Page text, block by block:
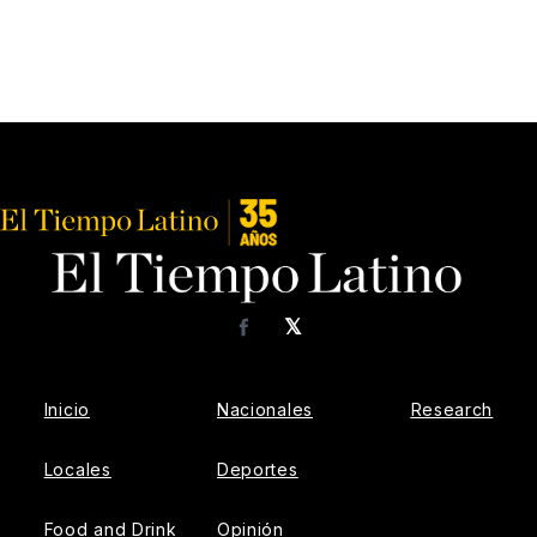
𝕏
Facebook
Inicio
Locales
Food and Drink
Nacionales
Deportes
Opinión
Research